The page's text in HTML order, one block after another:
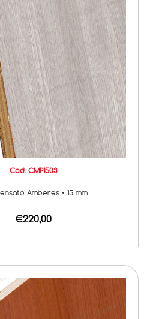
Cod. CMP1503
Amberes • 15 mm
€220,00